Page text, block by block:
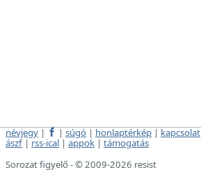
névjegy | | súgó | honlaptérkép | kapcsolat
ászf | rss-ical | appok | támogatás
Sorozat figyelő - © 2009-2026 resist